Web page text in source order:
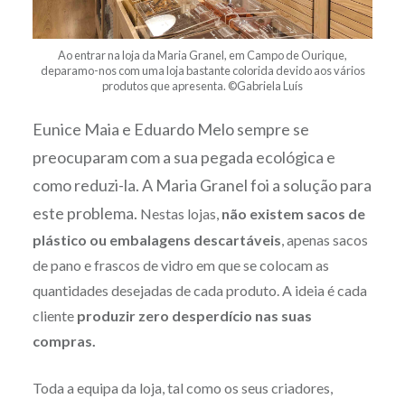
Ao entrar na loja da Maria Granel, em Campo de Ourique,
deparamo-nos com uma loja bastante colorida devido aos vários
produtos que apresenta. ©Gabriela Luís
Eunice Maia e Eduardo Melo sempre se
preocuparam com a sua pegada ecológica e
como reduzi-la. A Maria Granel foi a solução para
este problema. Nestas lojas, não existem sacos de
plástico ou embalagens descartáveis, apenas sacos
de pano e frascos de vidro em que se colocam as
quantidades desejadas de cada produto. A ideia é cada
clienteproduzir zero desperdício nas suas
compras.
Toda a equipa da loja, tal como os seus criadores,